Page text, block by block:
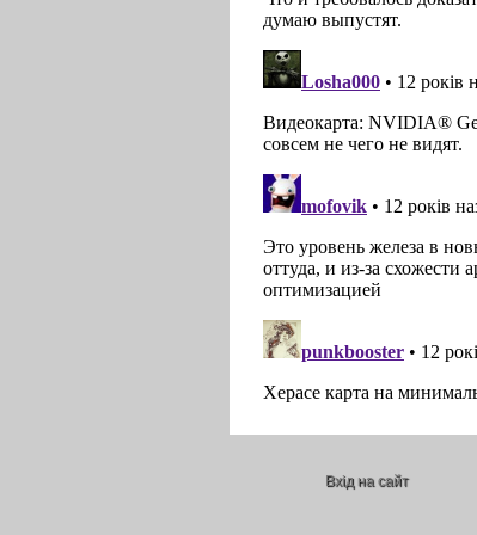
Вхід на сайт